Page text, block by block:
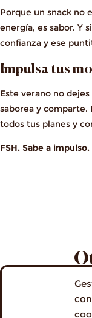
Porque un snack no
energía, es sabor. Y
confianza y ese
Impulsa tus
Este verano no
saborea y comparte.
todos tus planes y
FSH. Sabe a